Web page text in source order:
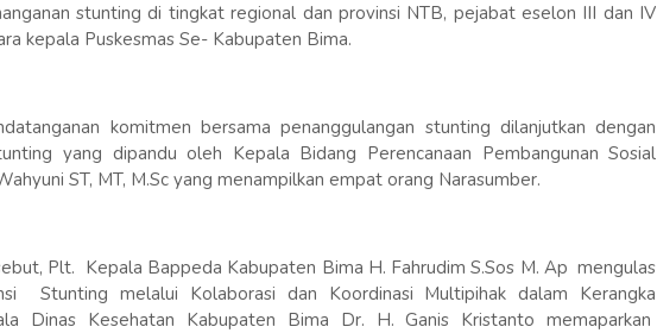
stunting di tingkat regional dan provinsi NTB, pejabat eselon III dan IV
kepala Puskesmas Se- Kabupaten Bima.
komitmen bersama penanggulangan stunting dilanjutkan dengan
yang dipandu oleh Kepala Bidang Perencanaan Pembangunan Sosial
ST, MT, M.Sc yang menampilkan empat orang Narasumber.
Plt. Kepala Bappeda Kabupaten Bima H. Fahrudim S.Sos M. Ap mengulas
Stunting melalui Kolaborasi dan Koordinasi Multipihak dalam Kerangka
Dinas Kesehatan Kabupaten Bima Dr. H. Ganis Kristanto memaparkan